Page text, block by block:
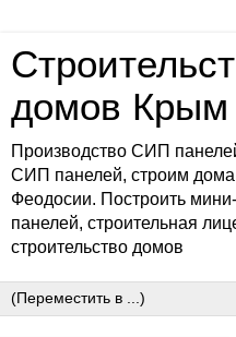
домов Крым
Производство СИП
СИП панелей, строим
Феодосии. Построить
панелей, строительная
строительство домов